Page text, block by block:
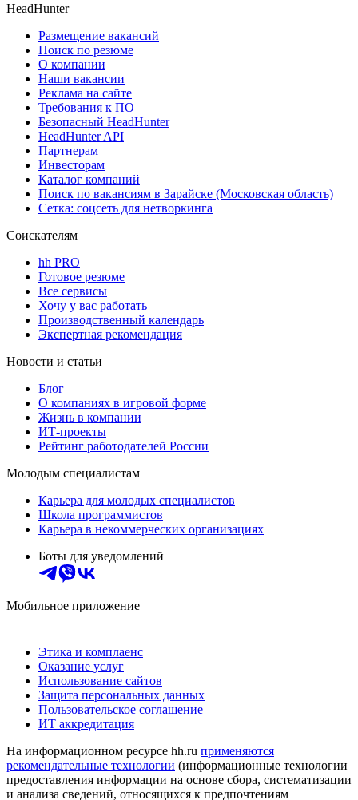
HeadHunter
Размещение вакансий
Поиск по резюме
О компании
Наши вакансии
Реклама на сайте
Требования к ПО
Безопасный HeadHunter
HeadHunter API
Партнерам
Инвесторам
Каталог компаний
Поиск по вакансиям в Зарайске (Московская область)
Сетка: соцсеть для нетворкинга
Соискателям
hh PRO
Готовое резюме
Все сервисы
Хочу у вас работать
Производственный календарь
Экспертная рекомендация
Новости и статьи
Блог
О компаниях в игровой форме
Жизнь в компании
ИТ-проекты
Рейтинг работодателей России
Молодым специалистам
Карьера для молодых специалистов
Школа программистов
Карьера в некоммерческих организациях
Боты для уведомлений
Мобильное приложение
Этика и комплаенс
Оказание услуг
Использование сайтов
Защита персональных данных
Пользовательское соглашение
ИТ аккредитация
На информационном ресурсе hh.ru применяются
рекомендательные технологии (информационные технологии
предоставления информации на основе сбора, систематизации
и анализа сведений, относящихся к предпочтениям